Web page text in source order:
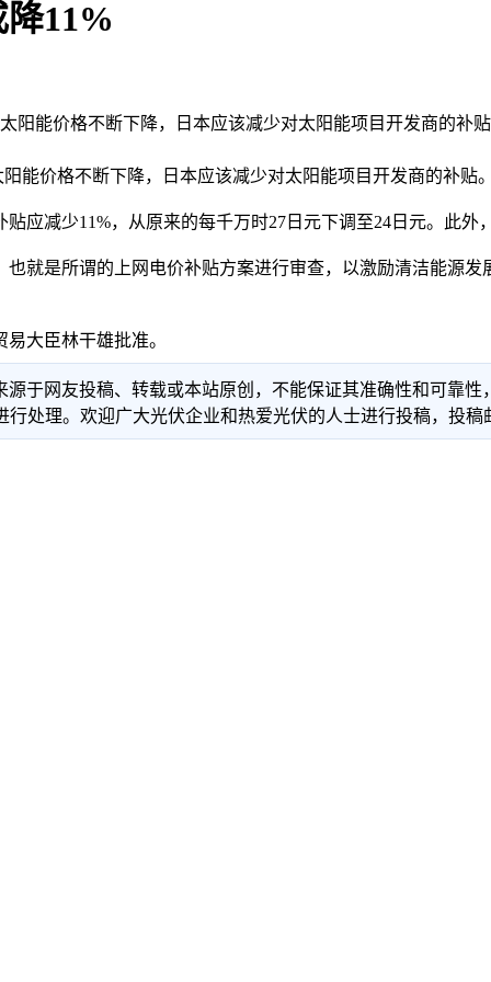
11%
阳能价格不断下降，日本应该减少对太阳能项目开发商的
价格不断下降，日本应该减少对太阳能项目开发商的补贴
减少11%，从原来的每千万时27日元下调至24日元。此外
是所谓的上网电价补贴方案进行审查，以激励清洁能源发
大臣林干雄批准。
于网友投稿、转载或本站原创，不能保证其准确性和可靠
处理。欢迎广大光伏企业和热爱光伏的人士进行投稿，投稿